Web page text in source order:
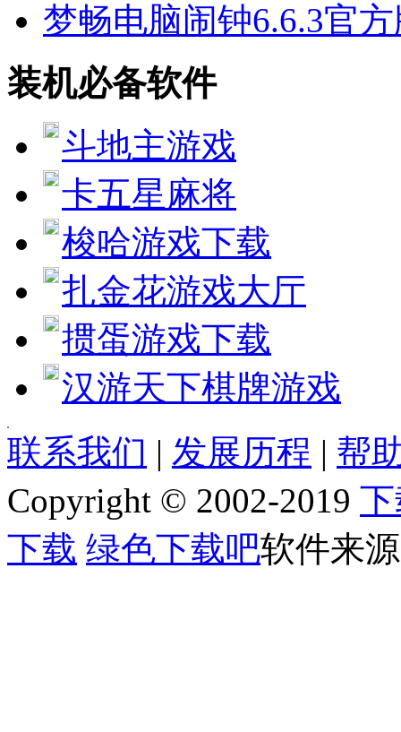
梦畅电脑闹钟6.6.3官
装机必备软件
斗地主游戏
卡五星麻将
梭哈游戏下载
扎金花游戏大厅
掼蛋游戏下载
汉游天下棋牌游戏
[quote] [size=4][b][url=http://www.jjxhf.comhttp://
[b]软件语言:[/b] 简体中文
[b]软件类别:[/b] 桌面工具
[b]运行环境:[/b] Win2003,WinXP,Vinsta,WIN7,8
[b]授权方式:[/b] 共享软件
[b]整理时间:[/b] 2013-03-11
[b]开 发 商:[/b] [url=]Home page[/url]
联系我们 | 发展历程 | 帮
Copyright © 2002-2019
下载 绿色下载吧软件来